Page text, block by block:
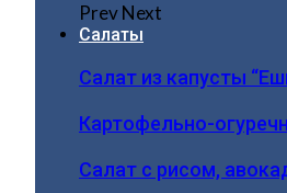
PrevNext
Салаты
Салат из капусты
Картофельно-
Салат с рисом,